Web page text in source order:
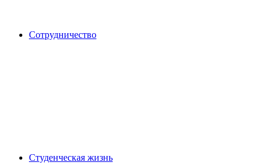
Сотрудничество
Студенческая жизнь